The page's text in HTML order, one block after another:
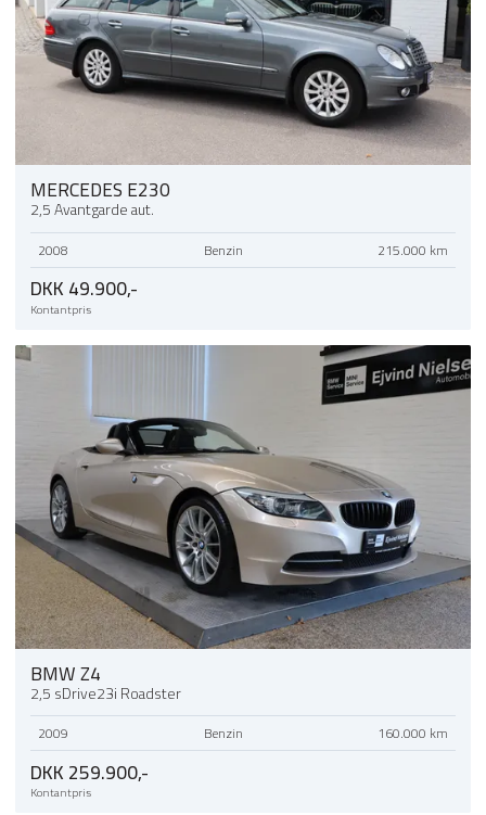
MERCEDES E230
2,5 Avantgarde aut.
2008 Benzin 215.000 km
DKK 49.900,-
Kontantpris
BMW Z4
2,5 sDrive23i Roadster
2009 Benzin 160.000 km
DKK 259.900,-
Kontantpris